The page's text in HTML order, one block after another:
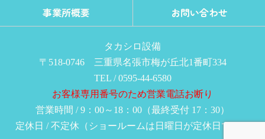
事業所概要
お問い合わせ
タカシロ設備
〒518-0746 三重県名張市梅が丘北1番町334
TEL / 0595-44-6580
お客様専用番号のため営業電話お断り
営業時間 / 9：00～18：00（最終受付 17：30）
定休日 / 不定休（ショールームは日曜日が定休日です）